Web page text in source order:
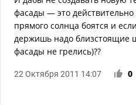
фасады — это
прямого солнца боятся и
держишь надо близстоящие
фасады не грелись)??
22 Октября 2011 14:07 0